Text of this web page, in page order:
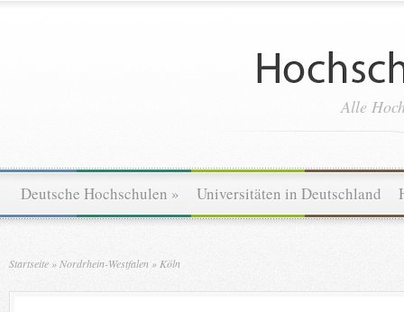
Alle
Deutsche Hochschulen » Universitäten in Deutschland
Startseite » Nordrhein-Westfalen » Köln